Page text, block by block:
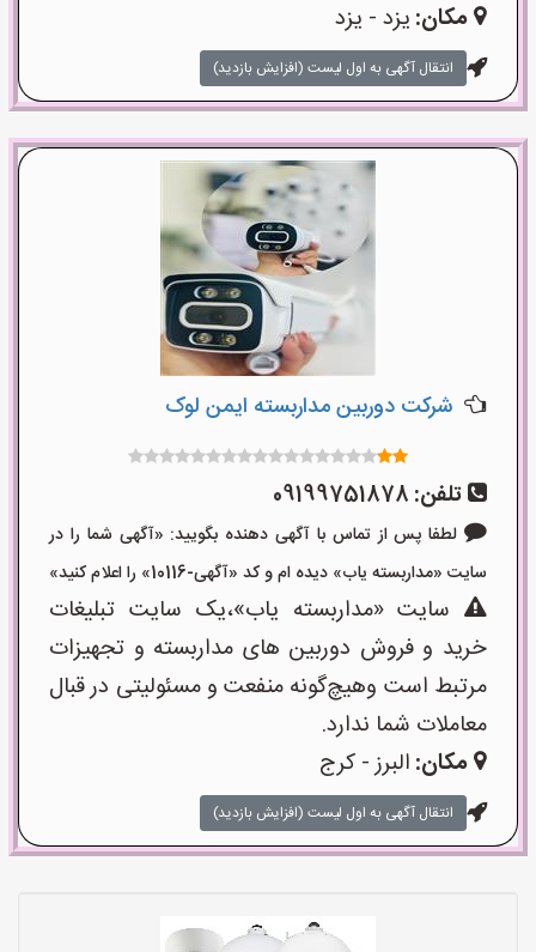
مکان: یزد - یزد
انتقال آگهی به اول لیست (افزایش بازدید)
شرکت دوربین مداربسته ایمن لوک
تلفن: 09199751878
لطفا پس از تماس با آگهی دهنده بگویید: «آگهی شما را در
سایت «مداربسته یاب» دیده ام و کد «آگهی-10116» را اعلام کنید»
سایت «مداربسته یاب»،یک سایت تبلیغات
خرید و فروش دوربین های مداربسته و تجهیزات
مرتبط است وهیچ‌گونه منفعت و مسئولیتی در قبال
معاملات شما ندارد.
مکان: البرز - کرج
انتقال آگهی به اول لیست (افزایش بازدید)